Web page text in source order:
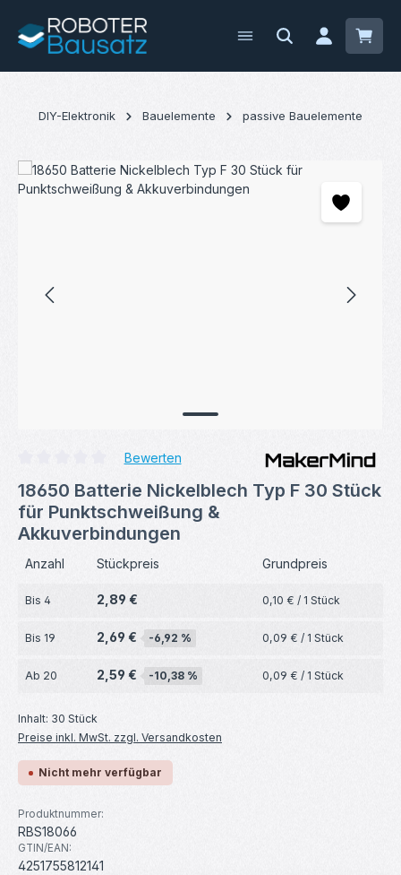
Zum Hauptinhalt springen
DIY-Elektronik Bauelemente passive Bauelemente
Bildergalerie überspringen
Bewerten
18650 Batterie Nickelblech Typ F 30 Stück
für Punktschweißung &
Akkuverbindungen
Anzahl Stückpreis Grundpreis
Bis 4 2,89 € 0,10 € / 1 Stück
Bis 19 2,69 € -6,92 % 0,09 € / 1 Stück
Ab 20 2,59 € -10,38 % 0,09 € / 1 Stück
Inhalt: 30 Stück
Preise inkl. MwSt. zzgl. Versandkosten
Nicht mehr verfügbar
Produktnummer:
RBS18066
GTIN/EAN:
4251755812141